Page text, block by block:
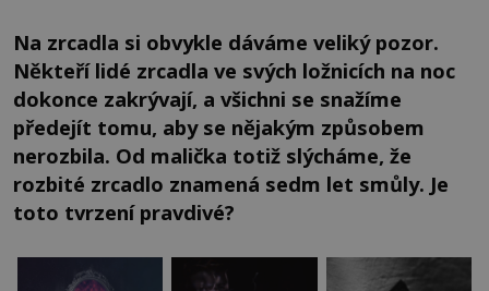
Na zrcadla si obvykle dáváme veliký pozor.
Někteří lidé zrcadla ve svých ložnicích na noc
dokonce zakrývají, a všichni se snažíme
předejít tomu, aby se nějakým způsobem
nerozbila. Od malička totiž slýcháme, že
rozbité zrcadlo znamená sedm let smůly. Je
toto tvrzení pravdivé?